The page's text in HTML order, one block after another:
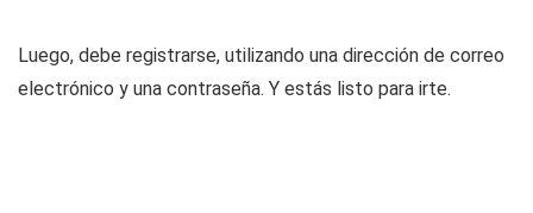
Luego, debe registrarse, utilizando una dirección de correo
electrónico y una contraseña. Y estás listo para irte.